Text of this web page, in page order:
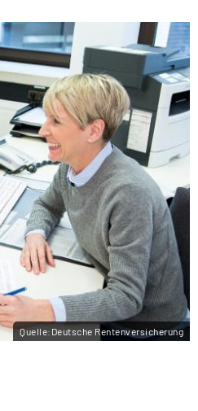
Quelle:Deutsche Rentenversicherung